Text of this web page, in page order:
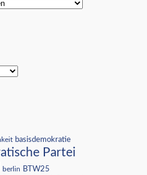
basisdemokratie
Partei
berlin BTW25